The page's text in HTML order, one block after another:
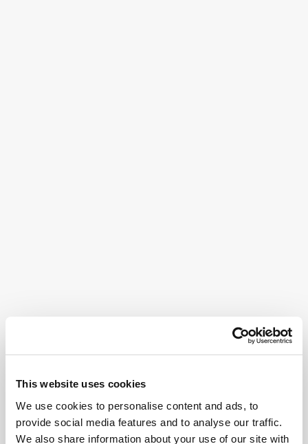
This website uses cookies
We use cookies to personalise content and ads, to
provide social media features and to analyse our traffic.
We also share information about your use of our site with